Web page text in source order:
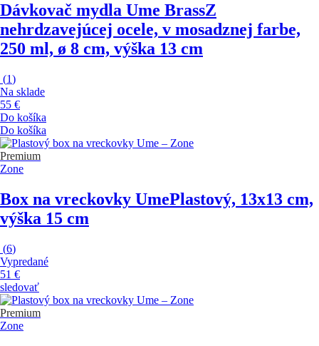
Dávkovač mydla Ume BrassZ
nehrdzavejúcej ocele, v mosadznej farbe,
250 ml, ø 8 cm, výška 13 cm
(1)
Na sklade
55 €
Do košíka
Do košíka
Premium
Zone
Box na vreckovky UmePlastový, 13x13 cm,
výška 15 cm
(6)
Vypredané
51 €
sledovať
Premium
Zone